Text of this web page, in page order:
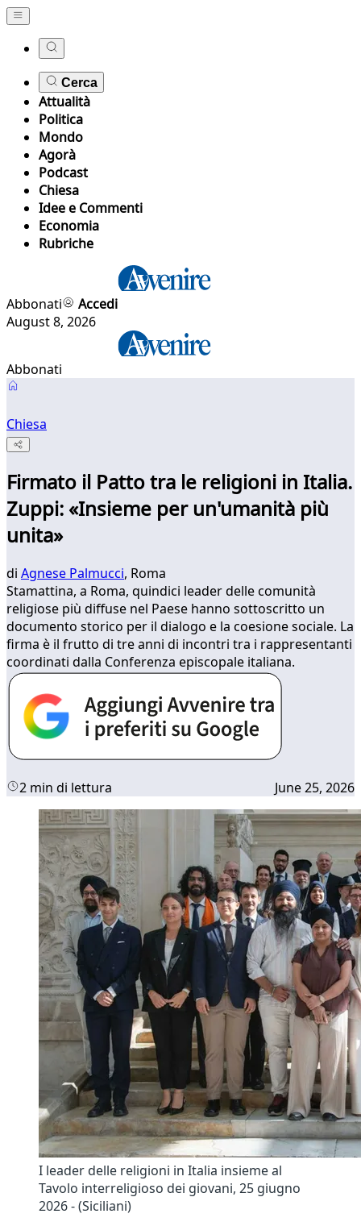
Cerca
Attualità
Politica
Mondo
Agorà
Podcast
Chiesa
Idee e Commenti
Economia
Rubriche
Abbonati
Accedi
August 8, 2026
Abbonati
Chiesa
Firmato il Patto tra le religioni in Italia.
Zuppi: «Insieme per un'umanità più
unita»
di Agnese Palmucci, Roma
Stamattina, a Roma, quindici leader delle comunità
religiose più diffuse nel Paese hanno sottoscritto un
documento storico per il dialogo e la coesione sociale. La
firma è il frutto di tre anni di incontri tra i rappresentanti
coordinati dalla Conferenza episcopale italiana.
2 min di lettura June 25, 2026
I leader delle religioni in Italia insieme al
Tavolo interreligioso dei giovani, 25 giugno
2026 - (Siciliani)